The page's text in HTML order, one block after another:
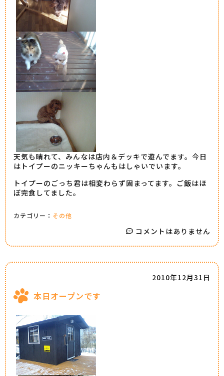
天気も晴れて、みんなは店内＆デッキで遊んでます。今日
はトイプーのニッキーちゃんもはしゃいでいます。
トイプーのごっち君は相変わらず固まってます。ご飯はほ
ぼ完食してました。
カテゴリー： その他
コメントはありません
本日オープンです
2010年12月31日